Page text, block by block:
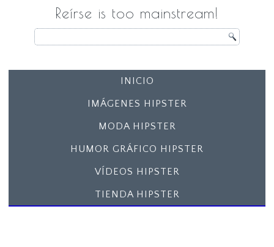
Reírse is too mainstream!
INICIO
IMÁGENES HIPSTER
MODA HIPSTER
HUMOR GRÁFICO HIPSTER
VÍDEOS HIPSTER
TIENDA HIPSTER